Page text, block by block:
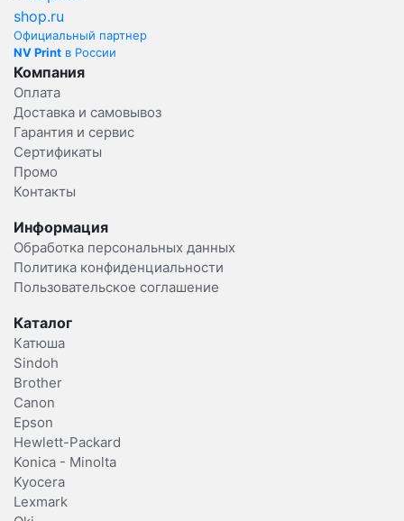
Официальный партнер
NV Print в России
Компания
Оплата
Доставка и самовывоз
Гарантия и сервис
Сертификаты
Промо
Контакты
Информация
Обработка персональных данных
Политика конфиденциальности
Пользовательское соглашение
Каталог
Катюша
Sindoh
Brother
Canon
Epson
Hewlett-Packard
Konica - Minolta
Kyocera
Lexmark